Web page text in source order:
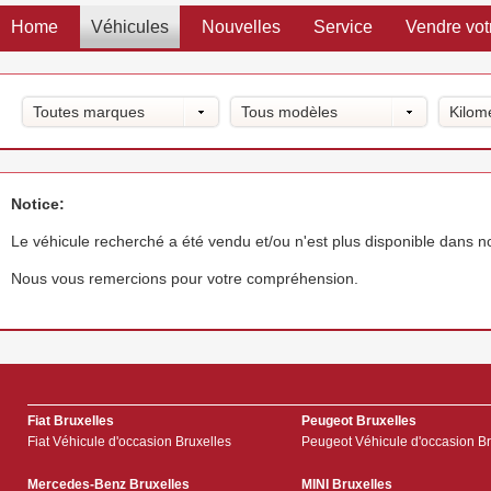
Home Véhicules Nouvelles Service Vendre
Toutes marques Tous modèles
Notice:
Le véhicule recherché a été vendu et/ou n'est plus disponible dans
Nous vous remercions pour votre compréhension.
Fiat Bruxelles
Fiat Véhicule d'occasion Bruxelles
Peugeot Bruxelles
Peugeot Véhicule d'occasion
Mercedes-Benz Bruxelles
MINI Bruxelles